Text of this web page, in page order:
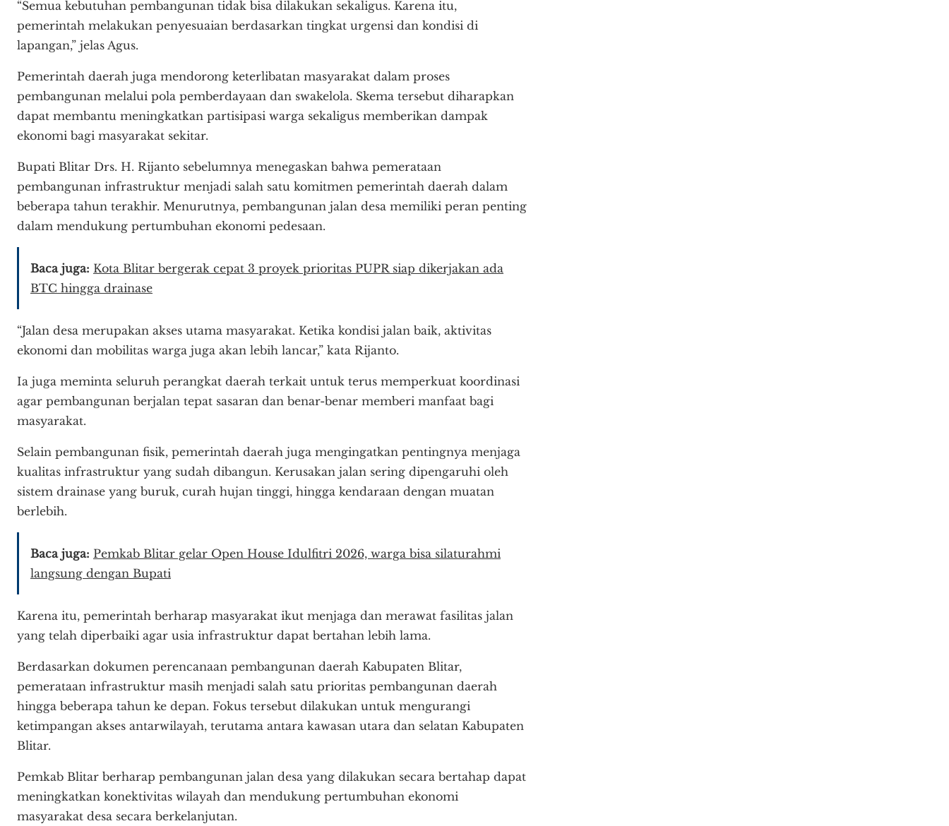
“Semua kebutuhan pembangunan tidak bisa dilakukan sekaligus. Karena itu,
pemerintah melakukan penyesuaian berdasarkan tingkat urgensi dan kondisi di
lapangan,” jelas Agus.
Pemerintah daerah juga mendorong keterlibatan masyarakat dalam proses
pembangunan melalui pola pemberdayaan dan swakelola. Skema tersebut diharapkan
dapat membantu meningkatkan partisipasi warga sekaligus memberikan dampak
ekonomi bagi masyarakat sekitar.
Bupati Blitar Drs. H. Rijanto sebelumnya menegaskan bahwa pemerataan
pembangunan infrastruktur menjadi salah satu komitmen pemerintah daerah dalam
beberapa tahun terakhir. Menurutnya, pembangunan jalan desa memiliki peran penting
dalam mendukung pertumbuhan ekonomi pedesaan.
Baca juga: Kota Blitar bergerak cepat 3 proyek prioritas PUPR siap dikerjakan ada
BTC hingga drainase
“Jalan desa merupakan akses utama masyarakat. Ketika kondisi jalan baik, aktivitas
ekonomi dan mobilitas warga juga akan lebih lancar,” kata Rijanto.
Ia juga meminta seluruh perangkat daerah terkait untuk terus memperkuat koordinasi
agar pembangunan berjalan tepat sasaran dan benar-benar memberi manfaat bagi
masyarakat.
Selain pembangunan fisik, pemerintah daerah juga mengingatkan pentingnya menjaga
kualitas infrastruktur yang sudah dibangun. Kerusakan jalan sering dipengaruhi oleh
sistem drainase yang buruk, curah hujan tinggi, hingga kendaraan dengan muatan
berlebih.
Baca juga: Pemkab Blitar gelar Open House Idulfitri 2026, warga bisa silaturahmi
langsung dengan Bupati
Karena itu, pemerintah berharap masyarakat ikut menjaga dan merawat fasilitas jalan
yang telah diperbaiki agar usia infrastruktur dapat bertahan lebih lama.
Berdasarkan dokumen perencanaan pembangunan daerah Kabupaten Blitar,
pemerataan infrastruktur masih menjadi salah satu prioritas pembangunan daerah
hingga beberapa tahun ke depan. Fokus tersebut dilakukan untuk mengurangi
ketimpangan akses antarwilayah, terutama antara kawasan utara dan selatan Kabupaten
Blitar.
Pemkab Blitar berharap pembangunan jalan desa yang dilakukan secara bertahap dapat
meningkatkan konektivitas wilayah dan mendukung pertumbuhan ekonomi
masyarakat desa secara berkelanjutan.